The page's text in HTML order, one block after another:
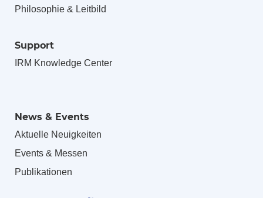
Philosophie & Leitbild
Support
IRM Knowledge Center
News & Events
Aktuelle Neuigkeiten
Events & Messen
Publikationen